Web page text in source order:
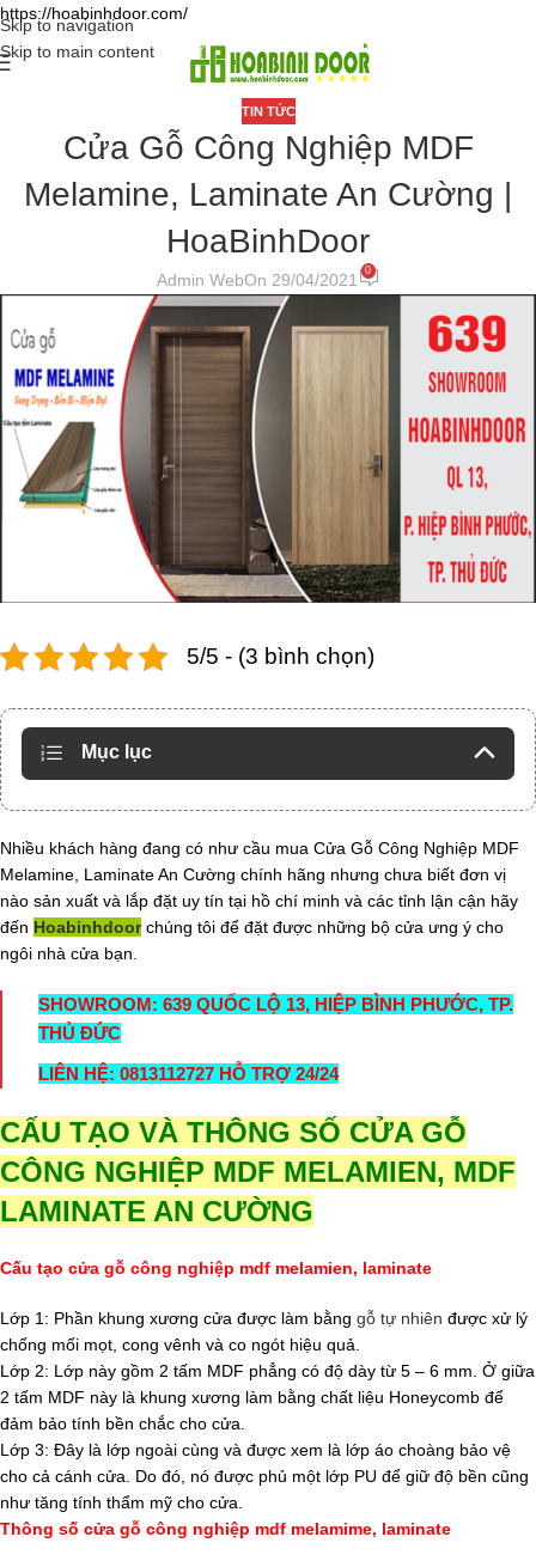
https://hoabinhdoor.com/
Skip to navigation
Skip to main content
TIN TỨC
Cửa Gỗ Công Nghiệp MDF
Melamine, Laminate An Cường |
HoaBinhDoor
Admin WebOn 29/04/2021 0
5/5 - (3 bình chọn)
Mục lục
Nhiều khách hàng đang có như cầu mua Cửa Gỗ Công Nghiệp MDF
Melamine, Laminate An Cường chính hãng nhưng chưa biết đơn vị
nào sản xuất và lắp đặt uy tín tại hồ chí minh và các tỉnh lận cận hãy
đến Hoabinhdoorchúng tôi để đặt được những bộ cửa ưng ý cho
ngôi nhà cửa bạn.
SHOWROOM: 639 QUỐC LỘ 13, HIỆP BÌNH PHƯỚC, TP.
THỦ ĐỨC
LIÊN HỆ: 0813112727 HỖ TRỢ 24/24
CẤU TẠO VÀ THÔNG SỐ CỬA GỖ
CÔNG NGHIỆP MDF MELAMIEN, MDF
LAMINATE AN CƯỜNG
Cấu tạo cửa gỗ công nghiệp mdf melamien, laminate
Lớp 1: Phần khung xương cửa được làm bằng gỗ tự nhiên được xử lý
chống mối mọt, cong vênh và co ngót hiệu quả.
Lớp 2: Lớp này gồm 2 tấm MDF phẳng có độ dày từ 5 – 6 mm. Ở giữa
2 tấm MDF này là khung xương làm bằng chất liệu Honeycomb để
đảm bảo tính bền chắc cho cửa.
Lớp 3: Đây là lớp ngoài cùng và được xem là lớp áo choàng bảo vệ
cho cả cánh cửa. Do đó, nó được phủ một lớp PU để giữ độ bền cũng
như tăng tính thẩm mỹ cho cửa.
Thông số cửa gỗ công nghiệp mdf melamime, laminate